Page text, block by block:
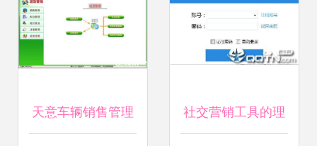
天意车辆销售管理 社交营销工具的理